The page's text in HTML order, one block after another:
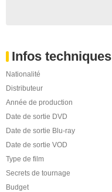
Infos techniques
Nationalité
Distributeur
Année de production
Date de sortie DVD
Date de sortie Blu-ray
Date de sortie VOD
Type de film
Secrets de tournage
Budget